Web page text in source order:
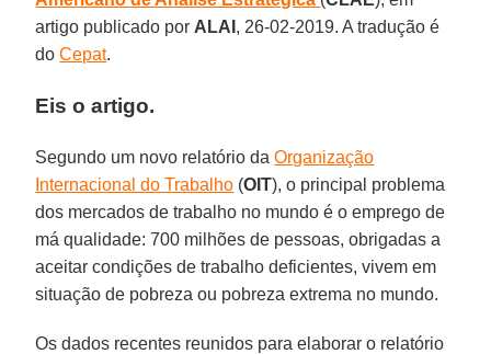
artigo publicado por ALAI , 26-02-2019. A tradução é
doCepat.
Eis o artigo.
Segundo um novo relatório daOrganização
Internacional do Trabalho (OIT), o principal problema
dos mercados de trabalho no mundo é o emprego de
má qualidade: 700 milhões de pessoas, obrigadas a
aceitar condições de trabalho deficientes, vivem em
situação de pobreza ou pobreza extrema no mundo.
Os dados recentes reunidos para elaborar o relatório